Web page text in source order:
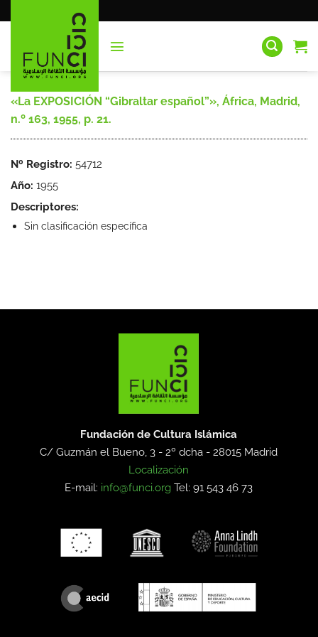
al
«La EXPOSICIÓN “Gibraltar español”», África, Madrid,
n.º 163, 1955, p. 21.
Nº Registro: 54712
Año: 1955
Descriptores:
Sin clasificación específica
Fundación de Cultura Islámica
C/ Guzmán el Bueno, 3 - 2º dcha -28015 Madrid
Localización
E-mail: info@funci.org Tel: 91 543 46 73